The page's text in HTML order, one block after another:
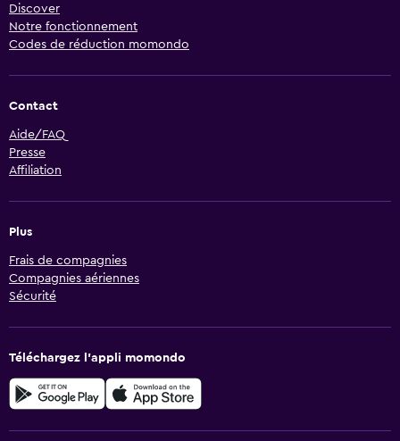
Discover
Notre fonctionnement
Codes de réduction momondo
Contact
Aide/FAQ
Presse
Affiliation
Plus
Frais de compagnies
Compagnies aériennes
Sécurité
Téléchargez l’appli momondo